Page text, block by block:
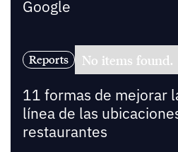
Google
Reports No items found.
11 formas de mejorar
línea de las
restaurantes